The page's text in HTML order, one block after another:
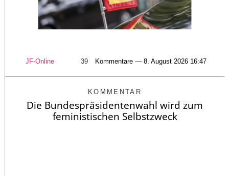
JF-Online 39 Kommentare — 8. August 2026 16:47
KOMMENTAR
Die Bundespräsidentenwahl wird zum
feministischen Selbstzweck